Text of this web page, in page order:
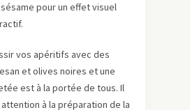
pour un effet visuel
vos apéritifs avec des
et olives noires et une
est à la portée de tous. Il
à la préparation de la